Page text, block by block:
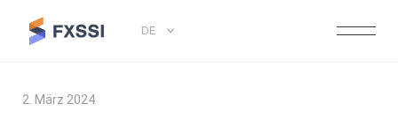
DE
2. März 2024